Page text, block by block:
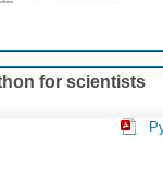
for scientists